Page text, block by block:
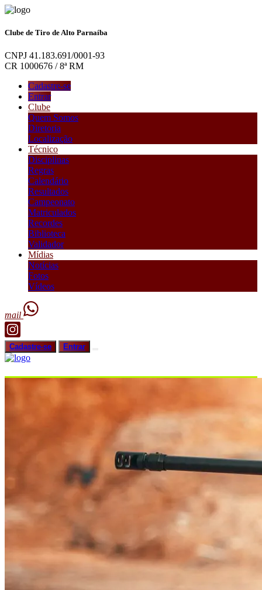
Clube de Tiro de Alto Parnaíba
CNPJ 41.183.691/0001-93
CR 1000676 / 8ª RM
Cadastre-se
Entrar
Clube
Quem Somos
Diretoria
Localização
Técnico
Disciplinas
Regras
Calendário
Resultados
Campeonato
Matriculados
Recordes
Biblioteca
Validador
Mídias
Notícias
Fotos
Vídeos
mail
Cadastre-se Entrar